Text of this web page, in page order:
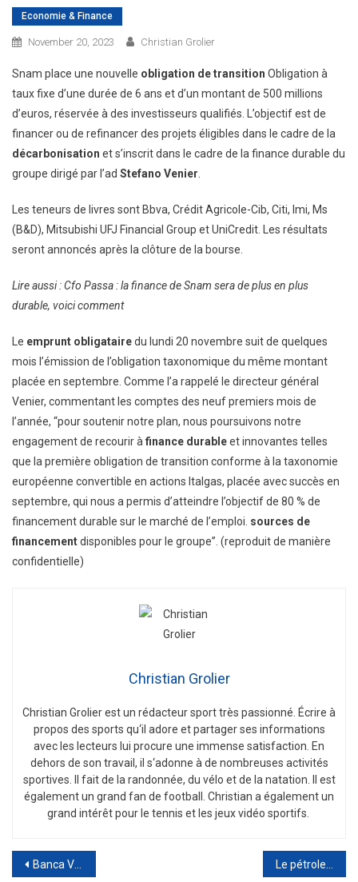
Economie & Finance
November 20, 2023 Christian Grolier
Snam place une nouvelle obligation de transition Obligation à
taux fixe d’une durée de 6 ans et d’un montant de 500 millions
d’euros, réservée à des investisseurs qualifiés. L’objectif est de
financer ou de refinancer des projets éligibles dans le cadre de la
décarbonisation et s’inscrit dans le cadre de la finance durable du
groupe dirigé par l’ad Stefano Venier.
Les teneurs de livres sont Bbva, Crédit Agricole-Cib, Citi, Imi, Ms
(B&D), Mitsubishi UFJ Financial Group et UniCredit. Les résultats
seront annoncés après la clôture de la bourse.
Lire aussi : Cfo Passa : la finance de Snam sera de plus en plus
durable, voici comment
Le emprunt obligatairedu lundi 20 novembre suit de quelques
mois l’émission de l’obligation taxonomique du même montant
placée en septembre. Comme l’a rappelé le directeur général
Venier, commentant les comptes des neuf premiers mois de
l’année, “pour soutenir notre plan, nous poursuivons notre
engagement de recourir àfinance durableet innovantes telles
que la première obligation de transition conforme à la taxonomie
européenne convertible en actions Italgas, placée avec succès en
septembre, qui nous a permis d’atteindre l’objectif de 80 % de
financement durable sur le marché de l’emploi. sources de
financementdisponibles pour le groupe”. (reproduit de manière
confidentielle)
Christian Grolier
Christian Gro lierestun rédacteursporttrès passionné. Écrire à
propos des sports qu‘il adore etpartagerses informations
avec les lecteurs ui procure une immense satisfaction. En
dehors de son travail , il s‘adonne àde nombreuses activités
sportives. faitde larandonnée, du vé lo etde lanatation.
est
égalementun grand fan de football . Christian aégalementun
grand intérêtpourle tennis etles jeuxvidéo sportifs.
Post
Banca Valsabbina prend une participation de 4% dans le capital d’Anthilia Sgr Le pétrole, le Brent, rebondit à 82 dollars avant la réunion de l’OPEP du 26 novembre. Les raisons